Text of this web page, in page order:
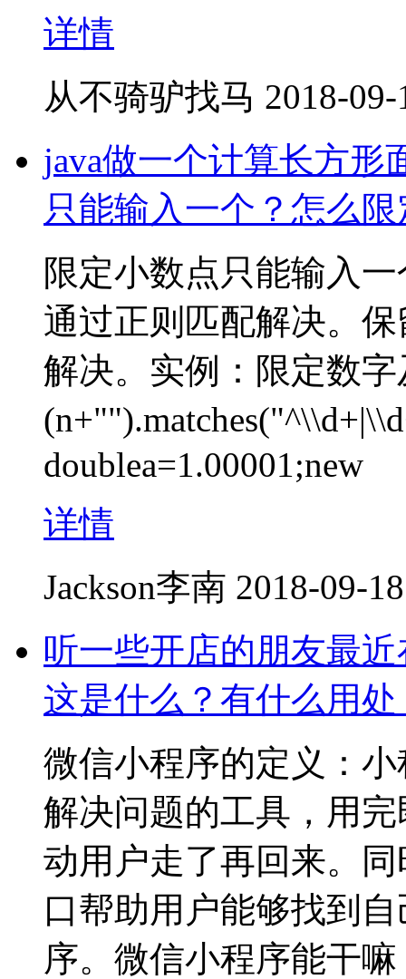
详情
从不骑驴找马 2018-
java做一个计算长方形
只能输入一个？怎么
限定小数点只能输入
通过正则匹配解决。
解决。实例：限定数
doublea=1.00001;new
详情
Jackson李南 2018-09-
听一些开店的朋友最
这是什么？有什么用处
微信小程序的定义：
解决问题的工具，用
动用户走了再回来。
口帮助用户能够找到
序。微信小程序能干